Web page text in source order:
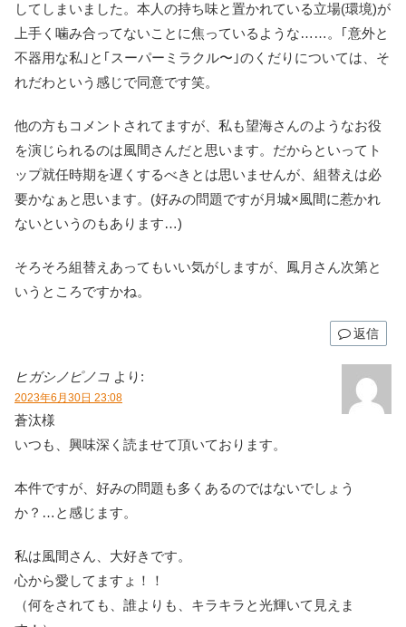
してしまいました。本人の持ち味と置かれている立場(環境)が
上手く噛み合ってないことに焦っているような……。｢意外と
不器用な私｣と｢スーパーミラクル〜｣のくだりについては、そ
れだわという感じで同意です笑。
他の方もコメントされてますが、私も望海さんのようなお役
を演じられるのは風間さんだと思います。だからといってト
ップ就任時期を遅くするべきとは思いませんが、組替えは必
要かなぁと思います。(好みの問題ですが月城×風間に惹かれ
ないというのもあります…)
そろそろ組替えあってもいい気がしますが、鳳月さん次第と
いうところですかね。
返信
ヒガシノピノコ より:
2023年6月30日 23:08
蒼汰様
いつも、興味深く読ませて頂いております。
本件ですが、好みの問題も多くあるのではないでしょう
か？…と感じます。
私は風間さん、大好きです。
心から愛してますょ！！
（何をされても、誰よりも、キラキラと光輝いて見えま